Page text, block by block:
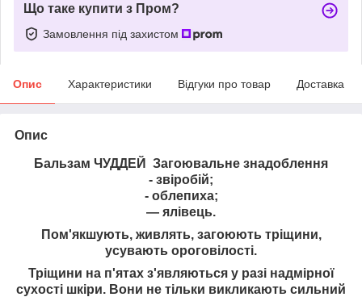
Що таке купити з Пром?
Замовлення під захистом
Опис Характеристики Відгуки про товар Доставка
Опис
Бальзам ЧУДДЕЙ Загоювальне знадоблення
- звіробій;
- облепиха;
— ялівець.
Пом'якшують, живлять, загоюють тріщини,
усувають ороговілості.
Тріщини на п'ятах з'являються у разі надмірної
сухості шкіри. Вони не тільки викликають сильний